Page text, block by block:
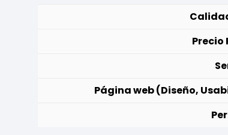
Precio
Página web (Diseño,